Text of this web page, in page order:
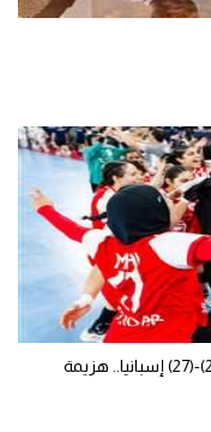
مباشر كأس العالم للناشئات كرة يد - مصر (26)-(27) إسبانيا.. هزيمة